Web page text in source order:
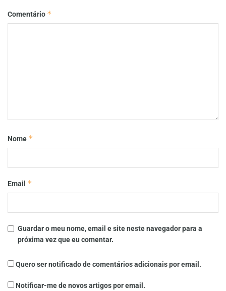
Comentário *
Nome *
Email *
Guardar o meu nome, email e site neste navegador para a
próxima vez que eu comentar.
Quero ser notificado de comentários adicionais por email.
Notificar-me de novos artigos por email.